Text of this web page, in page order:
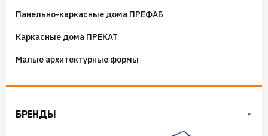
Панельно-каркасные дома ПРЕФАБ
Каркасные дома ПРЕКАТ
Малые архитектурные формы
БРЕНДЫ